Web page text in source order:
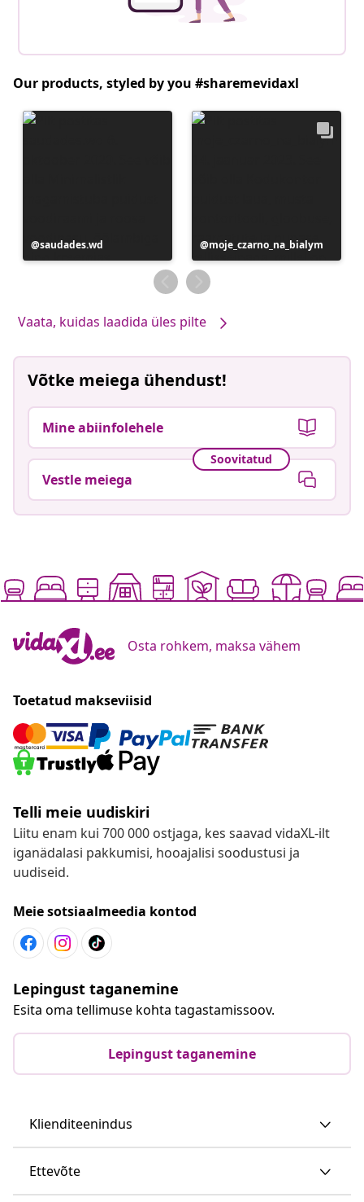
Our products, styled by you #sharemevidaxl
Postitus
avaldatud
saudades.wd
Postitus
avaldatud
moje_czarno_na_bialym
Vaata, kuidas laadida üles pilte
Võtke meiega ühendust!
Mine abiinfolehele
Soovitatud
Vestle meiega
Osta rohkem, maksa vähem
Toetatud makseviisid
Telli meie uudiskiri
Liitu enam kui 700 000 ostjaga, kes saavad vidaXL-ilt
iganädalasi pakkumisi, hooajalisi soodustusi ja
uudiseid.
Meie sotsiaalmeedia kontod
Lepingust taganemine
Esita oma tellimuse kohta tagastamissoov.
Lepingust taganemine
Klienditeenindus
Ettevõte